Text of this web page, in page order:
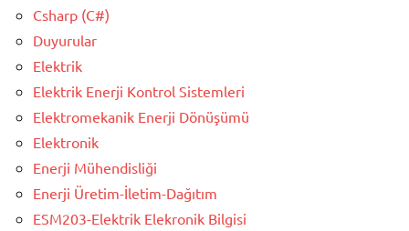
Csharp (C#)
Duyurular
Elektrik
Elektrik Enerji Kontrol Sistemleri
Elektromekanik Enerji Dönüşümü
Elektronik
Enerji Mühendisliği
Enerji Üretim-İletim-Dağıtım
ESM203-Elektrik Elekronik Bilgisi